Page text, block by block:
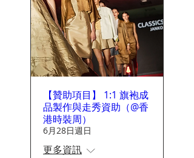
【贊助項目】 1:1 旗袍成
品製作與走秀資助（@香
港時裝周）
6月28日週日
更多資訊